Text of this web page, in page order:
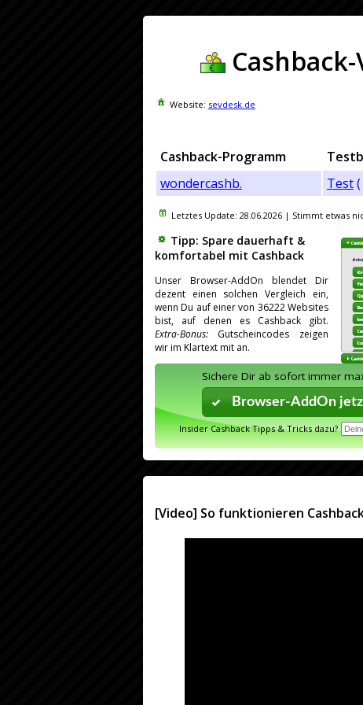
Website: sevdesk.de
Cashback-Programm
wondercashb.
Test(
Letztes Update: 28.06.2026| Stimmt etwas
Tipp: Spare dauerhaft &
komfortabel mit Cashback
Unser Browser-AddOn blendet Dir
dezent einen solchen Vergleich ein,
wenn Du auf einer von 36222 Websites
bist, auf denen es Cashback gibt.
Extra-Bonus: Gutscheincodes zeigen
wir im Klartext mit an.
Sichere Dir ab sofort immer
Browser-AddOn
Insider Cashback Tipps & Tricks dazu?
[Video] So funktionieren